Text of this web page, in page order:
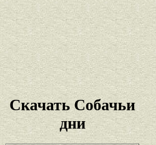
Скачать Собачьи
дни